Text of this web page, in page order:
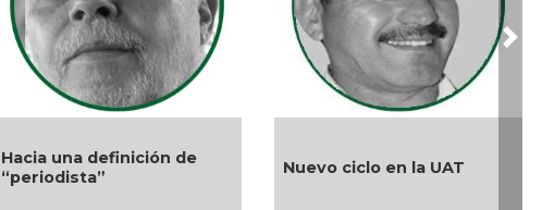
Hacia una definición de
“periodista”
Nuevo ciclo en la UAT
Next